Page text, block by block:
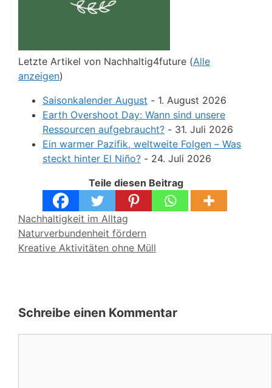
Letzte Artikel von Nachhaltig4future (Alle
anzeigen)
Saisonkalender August - 1. August 2026
Earth Overshoot Day: Wann sind unsere
Ressourcen aufgebraucht? - 31. Juli 2026
Ein warmer Pazifik, weltweite Folgen – Was
steckt hinter El Niño? - 24. Juli 2026
Teile diesen Beitrag
Kategorien
Nachhaltigkeit im Alltag
Naturverbundenheit fördern
Kreative Aktivitäten ohne Müll
Schreibe einen Kommentar